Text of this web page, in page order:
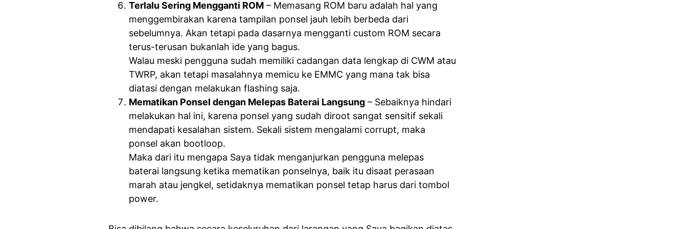
Terlalu Sering Mengganti ROM – Memasang ROM baru adalah hal yang
menggembirakan karena tampilan ponsel jauh lebih berbeda dari
sebelumnya. Akan tetapi pada dasarnya mengganti custom ROM secara
terus-terusan bukanlah ide yang bagus.
Walau meski pengguna sudah memiliki cadangan data lengkap di CWM atau
TWRP, akan tetapi masalahnya memicu ke EMMC yang mana tak bisa
diatasi dengan melakukan flashing saja.
Mematikan Ponsel dengan Melepas Baterai Langsung – Sebaiknya hindari
melakukan hal ini, karena ponsel yang sudah diroot sangat sensitif sekali
mendapati kesalahan sistem. Sekali sistem mengalami corrupt, maka
ponsel akan bootloop.
Maka dari itu mengapa Saya tidak menganjurkan pengguna melepas
baterai langsung ketika mematikan ponselnya, baik itu disaat perasaan
marah atau jengkel, setidaknya mematikan ponsel tetap harus dari tombol
power.